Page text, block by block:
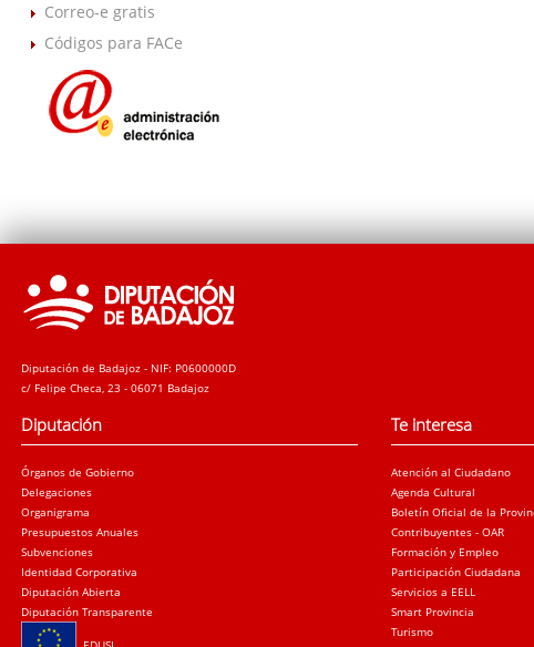
Correo-e gratis
Códigos para FACe
Diputación de Badajoz - NIF: P0600000D
c/ Felipe Checa, 23 - 06071 Badajoz
Diputación
Órganos de Gobierno
Delegaciones
Organigrama
Presupuestos Anuales
Subvenciones
Identidad Corporativa
Diputación Abierta
Diputación Transparente
Te interesa
Atención al Ciudadano
Agenda Cultural
Boletín Oficial de la
Contribuyentes - OAR
Formación y Empleo
Participación Ciudadana
Servicios a EELL
Smart Provincia
Turismo